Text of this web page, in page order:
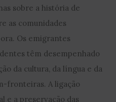
sobre a história de
as comunidades
Os emigrantes
têm desempenhado
da cultura, da língua e da
fronteiras. A ligação
e a preservação das